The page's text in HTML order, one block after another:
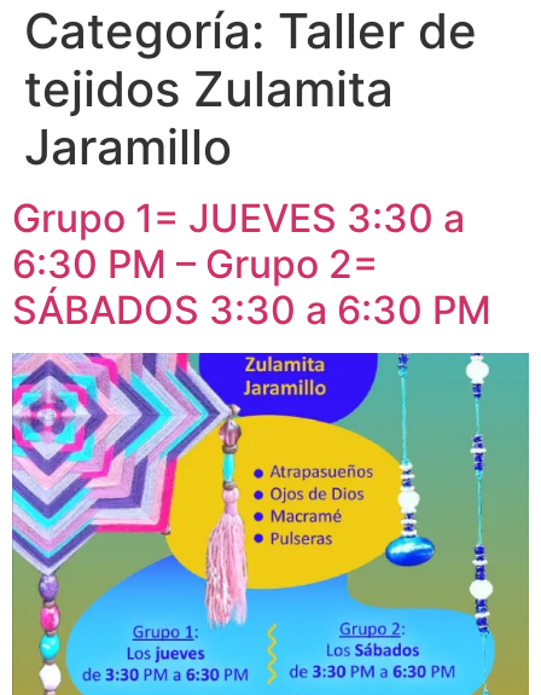
Categoría: Taller de
tejidos Zulamita
Jaramillo
Grupo 1= JUEVES 3:30 a
6:30 PM – Grupo 2=
SÁBADOS 3:30 a 6:30 PM